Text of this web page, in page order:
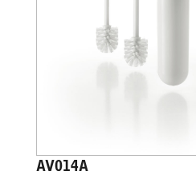
AV014A